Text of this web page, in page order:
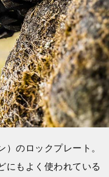
のロックプレート。
にもよく使われている